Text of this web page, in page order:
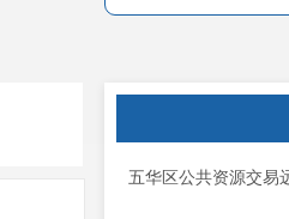
五华区公共资源交易